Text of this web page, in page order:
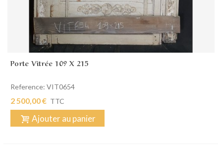
Porte Vitrée 109 X 215
Reference: VIT0654
2 500,00 € TTC
Ajouter au panier